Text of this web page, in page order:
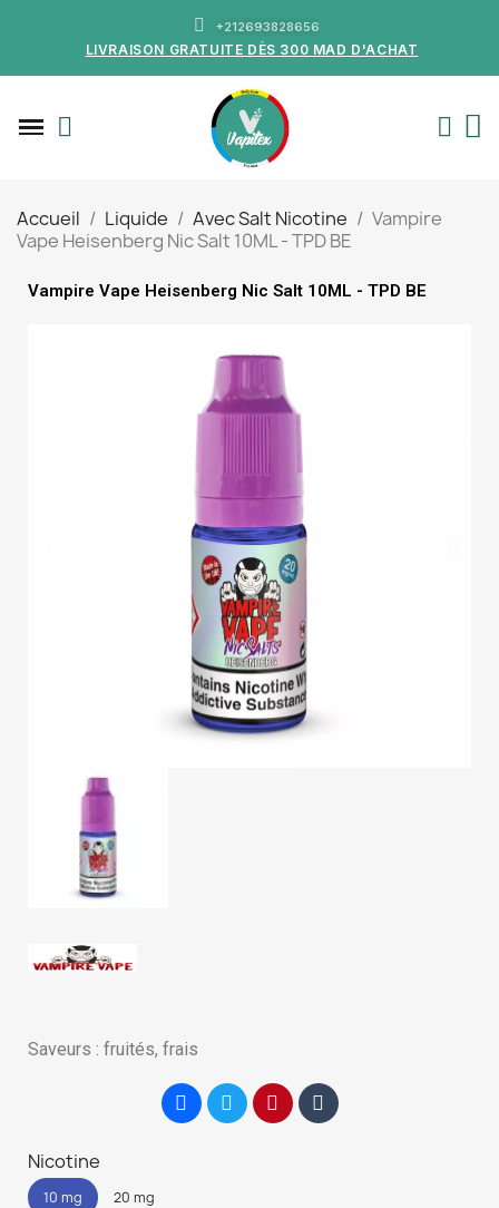
+212693828656
LIVRAISON GRATUITE DÈS 300 MAD D'ACHAT
Accueil Liquide Avec Salt Nicotine
Vampire
Vape Heisenberg Nic Salt 10ML - TPD BE
Vampire Vape Heisenberg Nic Salt 10ML - TPD BE
Saveurs : fruités, frais
Nicotine
10 mg 20 mg